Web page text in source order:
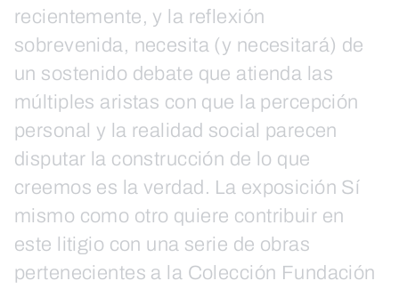
recientemente, y la reflexión
sobrevenida, necesita (y necesitará) de
un sostenido debate que atienda las
múltiples aristas con que la percepción
personal y la realidad social parecen
disputar la construcción de lo que
creemos es la verdad. La exposición Sí
mismo como otro quiere contribuir en
este litigio con una serie de obras
pertenecientes a la Colección Fundación